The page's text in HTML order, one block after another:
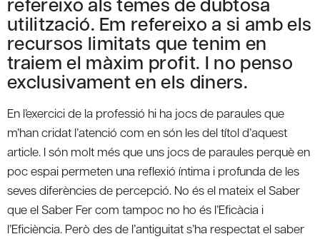
utilització. Em refereixo a si amb els
recursos limitats que tenim en
traiem el màxim profit. I no penso
exclusivament en els diners.
En l’exercici de la professió hi ha jocs de paraules que
m’han cridat l’atenció com en són les del títol d’aquest
article. I són molt més que uns jocs de paraules perquè en
poc espai permeten una reflexió íntima i profunda de les
seves diferències de percepció. No és el mateix el Saber
que el Saber Fer com tampoc no ho és l’Eficàcia i
l’Eficiència. Però des de l’antiguitat s’ha respectat el saber